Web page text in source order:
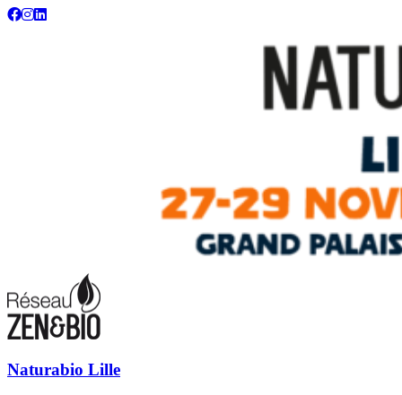
Naturabio Lille
Naturabio : votre salon écolo, bio, bien-être et habitat sain
Naturabio Lille